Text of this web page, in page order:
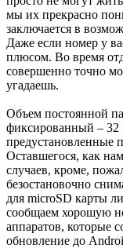
мы их прекрасно
заключается в
Даже если номер у
плюсом. Во время
совершенно точно
угадаешь.
Объем постоянной
фиксированный – 32
предустановленные
Оставшегося, как
случаев, кроме,
безостановочно
для microSD карты
сообщаем хорошую
аппаратов, которые
обновление до